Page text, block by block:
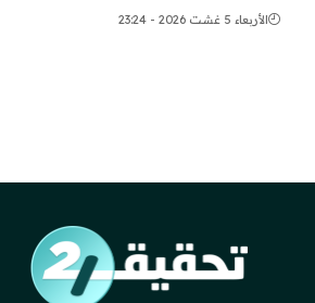
الأربعاء 5 غشت 2026 - 23:24